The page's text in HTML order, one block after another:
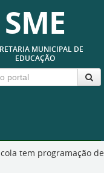
SME
MUNICIPAL DE
EDUCAÇÃO
tem programação de